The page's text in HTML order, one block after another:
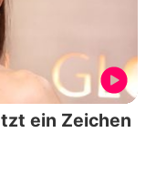
ein Zeichen